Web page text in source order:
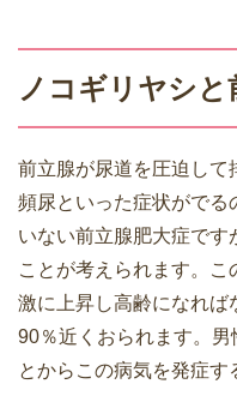
ノコギリヤシ
前立腺が尿道を圧迫して
頻尿といった症状がでる
いない前立腺肥大症です
ことが考えられます。
激に上昇し高齢になれば
90％近くおられます。男
とからこの病気を発症す